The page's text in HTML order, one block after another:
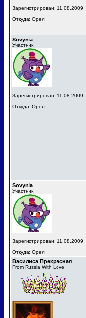
Зарегистрирован: 11.08.2009
Откуда: Орел
Sovynia
Участник
Зарегистрирован: 11.08.2009
Откуда: Орел
Sovynia
Участник
Зарегистрирован: 11.08.2009
Откуда: Орел
Василиса Прекрасная
From Russia With Love